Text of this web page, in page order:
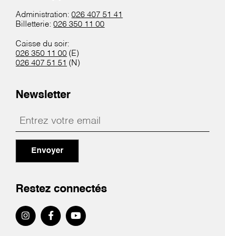
Administration:026 407 51 41
Billetterie:026 350 11 00
Caisse du soir:
026 350 11 00 (E)
026 407 51 51 (N)
Newsletter
Envoyer
Restez connectés